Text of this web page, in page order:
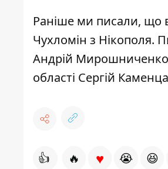
Раніше ми писали, що
Чухломін з Нікополя.
Андрій Мирошниченко
області Сергій Каменца
👍 🔥 ♥ 😭 😆